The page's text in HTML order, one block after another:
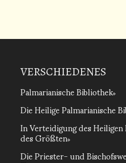
VERSCHIEDENES
Palmarianische Bibliothek
Die Heilige Palmarianische
In Verteidigung des
des Größten
Die Priester- und